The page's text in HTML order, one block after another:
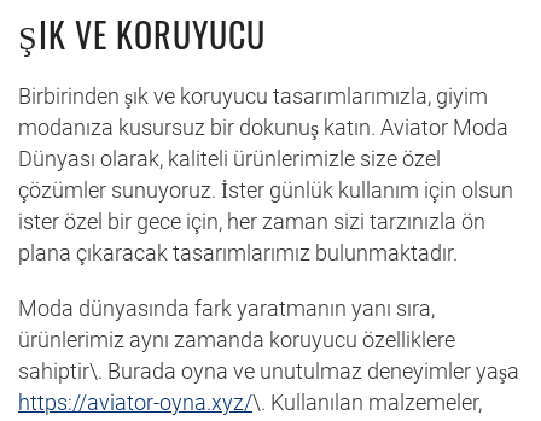
ŞIK VE KORUYUCU
Birbirinden şık ve koruyucu tasarımlarımızla, giyim
modanıza kusursuz bir dokunuş katın. Aviator Moda
Dünyası olarak, kaliteli ürünlerimizle size özel
çözümler sunuyoruz. İster günlük kullanım için olsun
ister özel bir gece için, her zaman sizi tarzınızla ön
plana çıkaracak tasarımlarımız bulunmaktadır.
Moda dünyasında fark yaratmanın yanı sıra,
ürünlerimiz aynı zamanda koruyucu özelliklere
sahiptir\. Burada oyna ve unutulmaz deneyimler yaşa
https://aviator-oyna.xyz/\. Kullanılan malzemeler,